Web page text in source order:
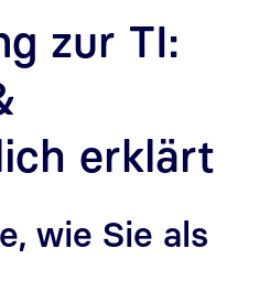
zur TI:
erklärt
wie Sie als